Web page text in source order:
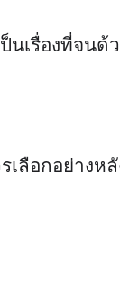
นเรื่องที่จน
เลือกอย่างหลั